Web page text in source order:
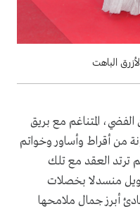
الباهت
المتناغم مع بريق
من أقراط وأساور وخواتم
ترتد العقد مع تلك
منسدلا بخصلات
أبرز جمال ملامحها